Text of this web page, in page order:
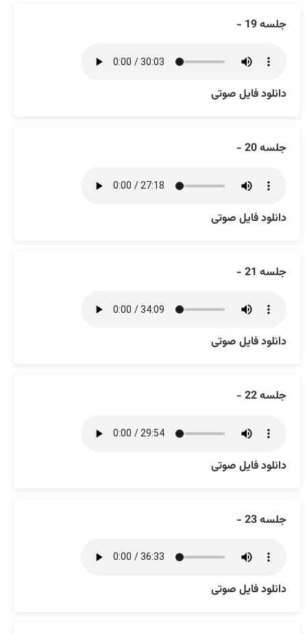
جلسه 19 -
دانلود فایل صوتی
جلسه 20 -
دانلود فایل صوتی
جلسه 21 -
دانلود فایل صوتی
جلسه 22 -
دانلود فایل صوتی
جلسه 23 -
دانلود فایل صوتی